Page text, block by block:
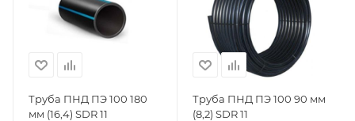
Труба ПНД ПЭ 100 180
мм (16,4) SDR 11
Труба ПНД ПЭ 100 90 мм
(8,2) SDR 11